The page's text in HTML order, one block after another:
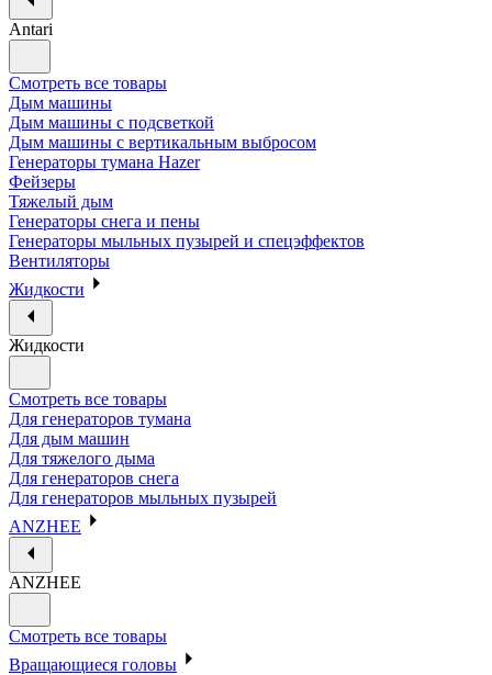
Antari
Смотреть все товары
Дым машины
Дым машины с подсветкой
Дым машины с вертикальным выбросом
Генераторы тумана Hazer
Фейзеры
Тяжелый дым
Генераторы снега и пены
Генераторы мыльных пузырей и спецэффектов
Вентиляторы
Жидкости
Жидкости
Смотреть все товары
Для генераторов тумана
Для дым машин
Для тяжелого дыма
Для генераторов снега
Для генераторов мыльных пузырей
ANZHEE
ANZHEE
Смотреть все товары
Вращающиеся головы